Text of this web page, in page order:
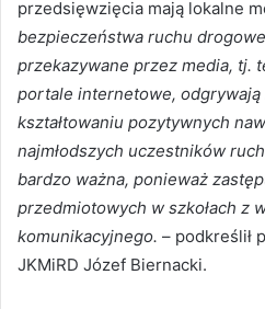
przedsięwzięcia mają lokalne
bezpieczeństwa ruchu
przekazywane przez media, tj.
portale internetowe,
kształtowaniu pozytywnych
najmłodszych uczestników
bardzo ważna, ponieważ
przedmiotowych w szkołach z
komunikacyjnego. – podkreślił
JKMiRD Józef Biernacki.